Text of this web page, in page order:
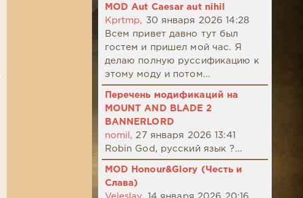
MOD Aut Caesar aut nihil
Kprtmp,
30 января 2026 14:28
Всем привет давно тут был
гостем и пришел мой час. Я
делаю полную руссификацию к
этому моду и потом...
Перечень модификаций на
MOUNT AND BLADE 2
BANNERLORD
nomil, 27 января 2026 13:41
Robin God, русский язык ?...
MOD Honour&Glory (Честь и
Слава)